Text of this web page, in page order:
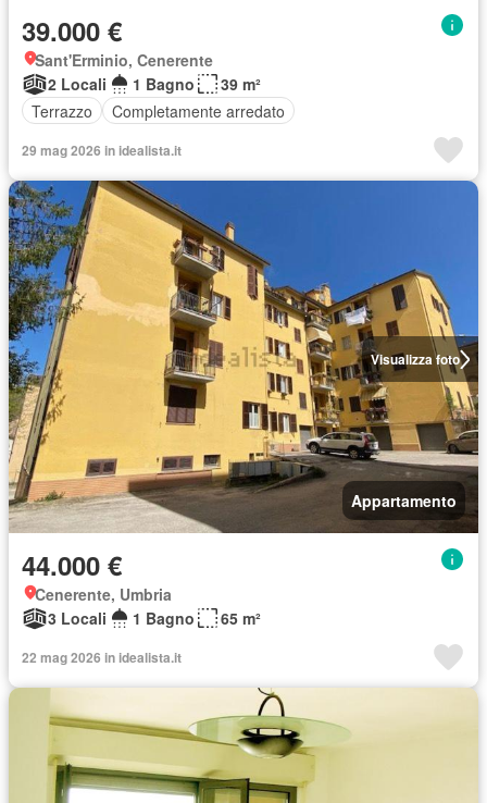
39.000 €
Sant'Erminio, Cenerente
2 Locali
1 Bagno
39 m²
Terrazzo
Completamente arredato
29 mag 2026 in idealista.it
Visualizza foto
Appartamento
44.000 €
Cenerente, Umbria
3 Locali
1 Bagno 65 m²
22 mag 2026 in idealista.it